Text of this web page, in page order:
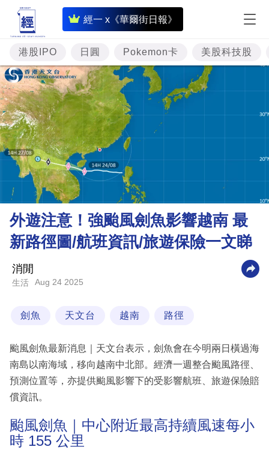
經一 x《華爾街日報》
即
時
財
經
專
題
投
資
樓
市
理
財
商
科
生
活
事
專
港股IPO 日圓 Pokemon卡 美股科技股
外遊注意！強颱風劍魚影響越南 最
新路徑圖/航班資訊/旅遊保險一文睇
消閒
生活 Aug 24 2025
劍魚 天文台 越南 路徑
颱風劍魚最新消息｜天文台表示，劍魚會在今明兩日橫過海
南島以南海域，移向越南中北部。經濟一週整合颱風路徑、
預測位置等，亦提供颱風影響下的受影響航班、旅遊保險賠
償資訊。
颱風劍魚｜中心附近最高持續風速每小
時 155 公里